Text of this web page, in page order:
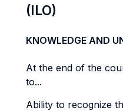
(ILO)
KNOWLEDGE AND
At the end of the
to...
Ability to recognize